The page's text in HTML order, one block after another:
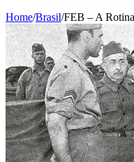
Home/Brasil/FEB – A